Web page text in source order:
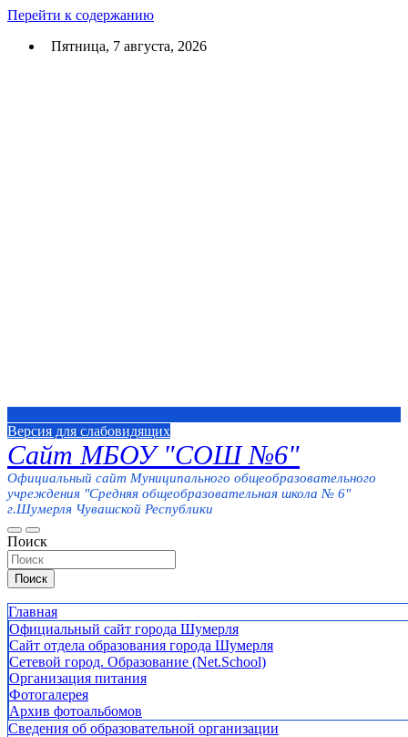
Перейти к содержанию
Пятница, 7 августа, 2026
Версия для слабовидящих
Сайт МБОУ "СОШ №6"
Официальный сайт Муниципального общеобразовательного
учреждения "Средняя общеобразовательная школа № 6"
г.Шумерля Чувашской Республики
Поиск
Поиск
Главная
Официальный сайт города Шумерля
Сайт отдела образования города Шумерля
Сетевой город. Образование (Net.School)
Организация питания
Фотогалерея
Архив фотоальбомов
Сведения об образовательной организации